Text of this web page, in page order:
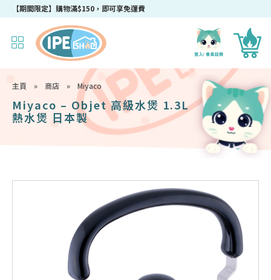
【期間限定】購物滿$150，即可享免運費
主頁 » 商店 » Miyaco
Miyaco – Objet 高級水煲 1.3L
熱水煲 日本製